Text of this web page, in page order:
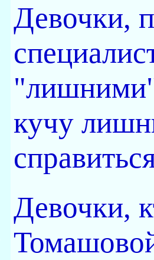
Девочки,
"лишними"
кучу
Девочки,